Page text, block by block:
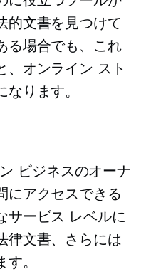
的文書を見つけて
る場合でも、これ
、オンライン スト
ります。
ビジネスのオーナ
にアクセスできる
サービス レベルに
律文書、さらには
。